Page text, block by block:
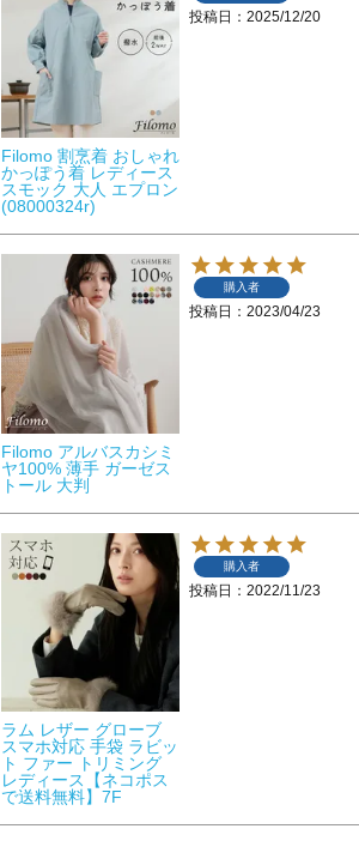
Filomo 割烹着 おしゃれ
かっぽう着 レディース
スモック 大人 エプロン
(08000324r)
投稿日 2025/12/20
Filomo アルバスカシミ
ヤ100% 薄手 ガーゼス
トール 大判
購入者
投稿日 2023/04/23
ラム レザー グローブ
スマホ対応 手袋 ラビッ
ト ファー トリミング
レディース【ネコポス
で送料無料】7F
購入者
投稿日 2022/11/23